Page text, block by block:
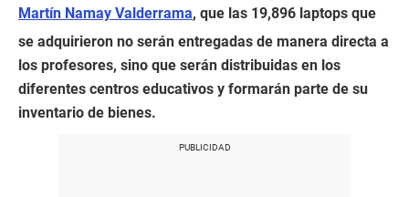
Martín Namay Valderrama, que las 19,896 laptops que
se adquirieron no serán entregadas de manera directa a
los profesores, sino que serán distribuidas en los
diferentes centros educativos y formarán parte de su
inventario de bienes.